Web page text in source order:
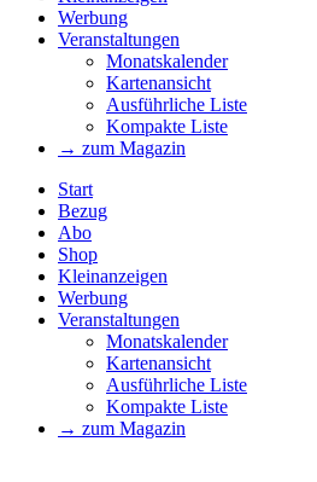
Werbung
Veranstaltungen
Monatskalender
Kartenansicht
Ausführliche Liste
Kompakte Liste
→ zum Magazin
Start
Bezug
Abo
Shop
Kleinanzeigen
Werbung
Veranstaltungen
Monatskalender
Kartenansicht
Ausführliche Liste
Kompakte Liste
→ zum Magazin